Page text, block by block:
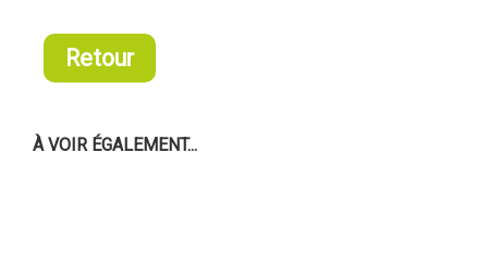
Retour
À VOIR ÉGALEMENT...